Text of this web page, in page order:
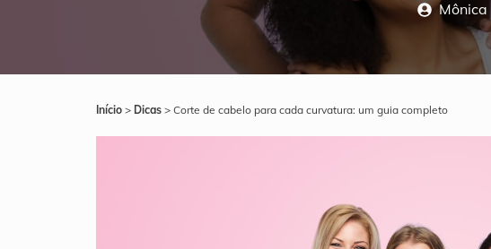
Mônica
Início > Dicas > Corte de cabelo para cada curvatura: um guia completo